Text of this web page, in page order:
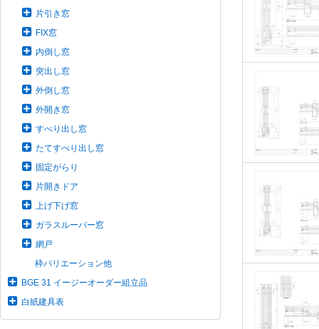
片引き窓
FIX窓
内倒し窓
突出し窓
外倒し窓
外開き窓
すべり出し窓
たてすべり出し窓
固定がらり
片開きドア
上げ下げ窓
ガラスルーバー窓
網戸
枠バリエーション他
BGE 31 イージーオーダー組立品
白紙建具表